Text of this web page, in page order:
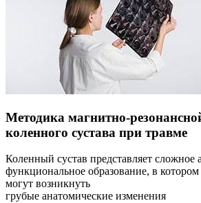
Методика магнитно-
коленного сустава при травме
Коленный сустав представляет сложное
функциональное образование, в котором
могут возникнуть
грубые анатомические изменения